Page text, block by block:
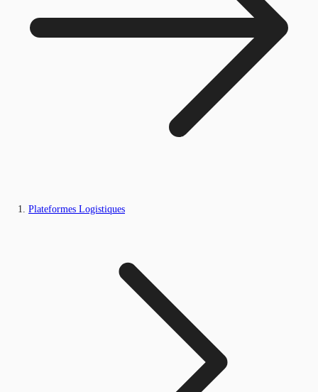
Plateformes Logistiques